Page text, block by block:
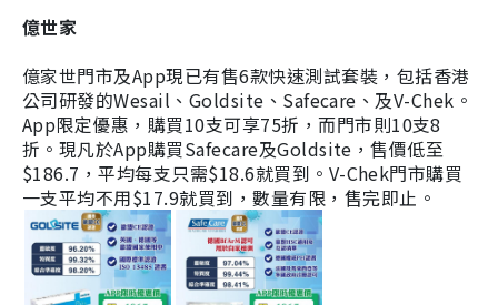
億世家
億家世門市及App現已有售6款快速測試套裝，包括香港
公司研發的Wesail、Goldsite、Safecare、及V-Chek。
App限定優惠，購買10支可享75折，而門市則10支8
折。現凡於App購買Safecare及Goldsite，售價低至
$186.7，平均每支只需$18.6就買到。V-Chek門市購買
一支平均不用$17.9就買到，數量有限，售完即止。